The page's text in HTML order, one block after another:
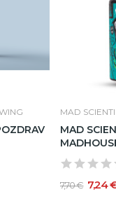
MAD
MAD
7,70 € 7,24